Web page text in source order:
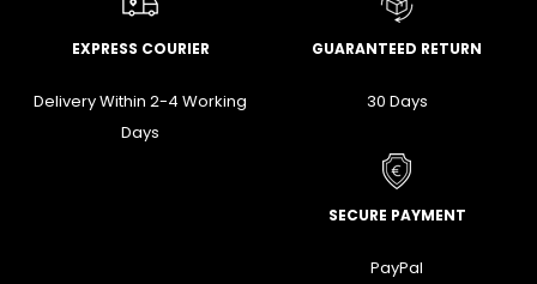
EXPRESS COURIER
Delivery Within 2-4 Working
Days
GUARANTEED RETURN
30 Days
SECURE PAYMENT
PayPal